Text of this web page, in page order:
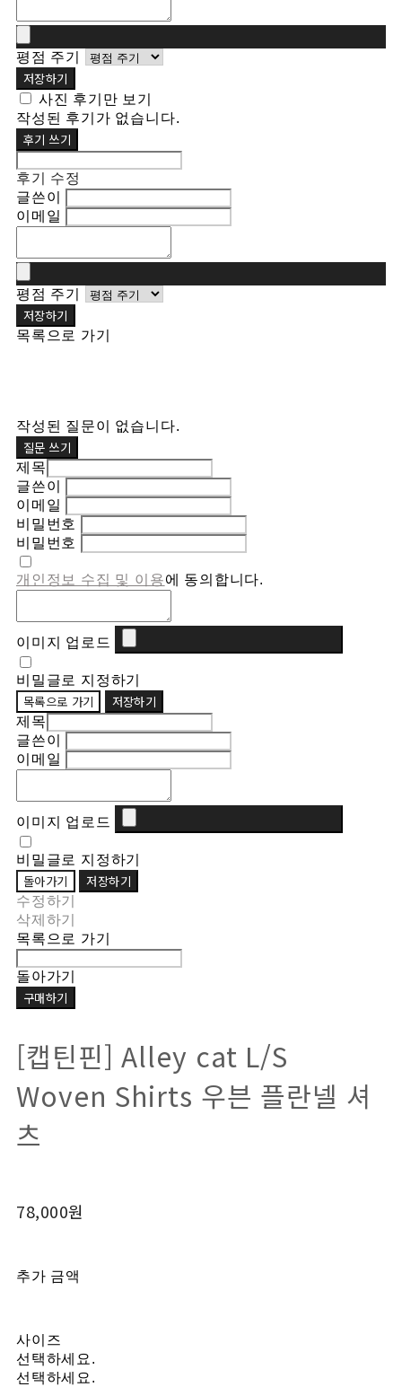
평점 주기
저장하기
사진 후기만 보기
작성된 후기가 없습니다.
후기 쓰기
후기 수정
글쓴이
이메일
평점 주기
저장하기
목록으로 가기
작성된 질문이 없습니다.
질문 쓰기
제목
글쓴이
이메일
비밀번호
비밀번호
개인정보 수집 및 이용에 동의합니다.
이미지 업로드
비밀글로 지정하기
목록으로 가기 저장하기
제목
글쓴이
이메일
이미지 업로드
비밀글로 지정하기
돌아가기 저장하기
수정하기
삭제하기
목록으로 가기
돌아가기
구매하기
[캡틴핀] Alley cat L/S
Woven Shirts 우븐 플란넬 셔
츠
78,000원
추가 금액
사이즈
선택하세요.
선택하세요.